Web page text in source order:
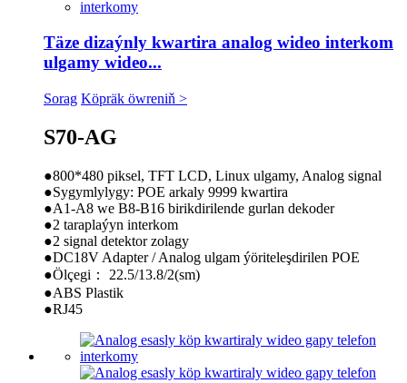
Täze dizaýnly kwartira analog wideo interkom
ulgamy wideo...
Sorag Köpräk öwreniň >
S70-AG
●800*480 piksel, TFT LCD, Linux ulgamy, Analog signal
●Sygymlylygy: POE arkaly 9999 kwartira
●A1-A8 we B8-B16 birikdirilende gurlan dekoder
●2 taraplaýyn interkom
●2 signal detektor zolagy
●DC18V Adapter / Analog ulgam ýöriteleşdirilen POE
●Ölçegi： 22.5/13.8/2(sm)
●ABS Plastik
●RJ45